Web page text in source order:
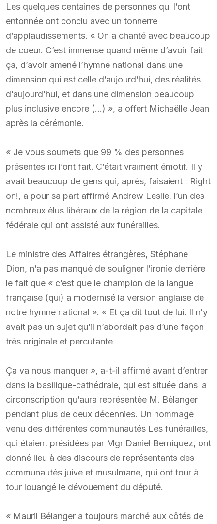
Les quelques centaines de personnes qui l’ont
entonnée ont conclu avec un tonnerre
d’applaudissements. « On a chanté avec beaucoup
de coeur. C’est immense quand même d’avoir fait
ça, d’avoir amené l’hymne national dans une
dimension qui est celle d’aujourd’hui, des réalités
d’aujourd’hui, et dans une dimension beaucoup
plus inclusive encore (…) », a offert Michaëlle Jean
après la cérémonie.
« Je vous soumets que 99 % des personnes
présentes ici l’ont fait. C’était vraiment émotif. Il y
avait beaucoup de gens qui, après, faisaient : Right
on!, a pour sa part affirmé Andrew Leslie, l’un des
nombreux élus libéraux de la région de la capitale
fédérale qui ont assisté aux funérailles.
Le ministre des Affaires étrangères, Stéphane
Dion, n’a pas manqué de souligner l’ironie derrière
le fait que « c’est que le champion de la langue
française (qui) a modernisé la version anglaise de
notre hymne national ». « Et ça dit tout de lui. Il n’y
avait pas un sujet qu’il n’abordait pas d’une façon
très originale et percutante.
Ça va nous manquer », a-t-il affirmé avant d’entrer
dans la basilique-cathédrale, qui est située dans la
circonscription qu’aura représentée M. Bélanger
pendant plus de deux décennies. Un hommage
venu des différentes communautés Les funérailles,
qui étaient présidées par Mgr Daniel Berniquez, ont
donné lieu à des discours de représentants des
communautés juive et musulmane, qui ont tour à
tour louangé le dévouement du député.
« Mauril Bélanger a toujours marché aux côtés de